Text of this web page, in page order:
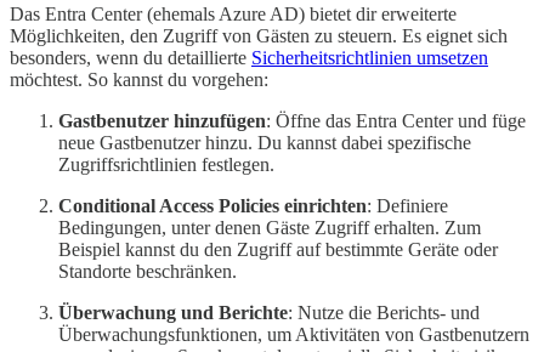
Das Entra Center (ehemals Azure AD) bietet dir erweiterte
Möglichkeiten, den Zugriff von Gästen zu steuern. Es eignet sich
besonders, wenn du detaillierte Sicherheitsrichtlinien umsetzen
möchtest. So kannst du vorgehen:
Gastbenutzer hinzufügen: Öffne das Entra Center und füge
neue Gastbenutzer hinzu. Du kannst dabei spezifische
Zugriffsrichtlinien festlegen.
Conditional Access Policies einrichten: Definiere
Bedingungen, unter denen Gäste Zugriff erhalten. Zum
Beispiel kannst du den Zugriff auf bestimmte Geräte oder
Standorte beschränken.
Überwachung und Berichte: Nutze die Berichts- und
Überwachungsfunktionen, um Aktivitäten von Gastbenutzern